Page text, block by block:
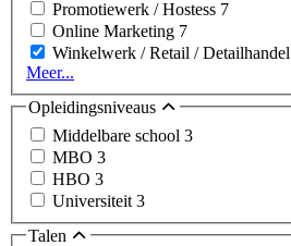
Promotiewerk / Hostess 7
Online Marketing 7
Winkelwerk / Retail / Detailhandel
Meer...
Opleidingsniveaus
Middelbare school 3
MBO 3
HBO 3
Universiteit 3
Talen